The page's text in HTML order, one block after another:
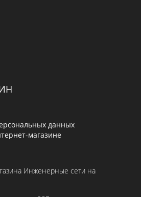
данных
магазине